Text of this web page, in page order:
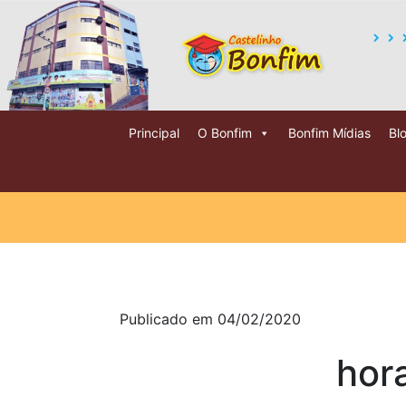
Principal O Bonfim Bonfim Mídias
Publicado em 04/02/2020